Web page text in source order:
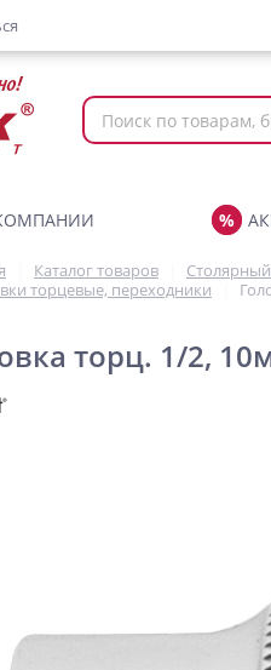
Каталог товаров
торцевые, переходники
торц. 1/2,